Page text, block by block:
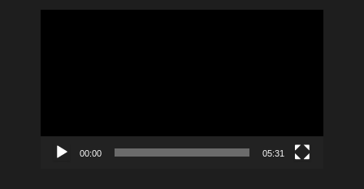
00:00 05:31